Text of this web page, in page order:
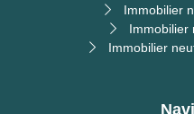
Immobilier
Immobilier
Immobilier